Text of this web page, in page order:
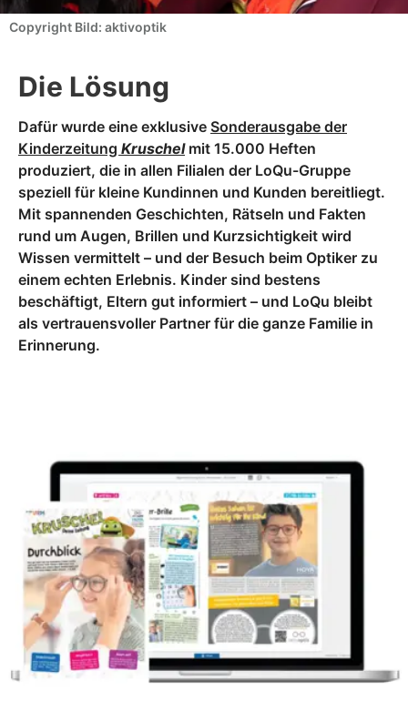
Copyright Bild: aktivoptik
Die Lösung
Dafür wurde eine exklusive Sonderausgabe der
Kinderzeitung Kruschelmit 15.000 Heften
produziert, die in allen Filialen der LoQu-Gruppe
speziell für kleine Kundinnen und Kunden bereitliegt.
Mit spannenden Geschichten, Rätseln und Fakten
rund um Augen, Brillen und Kurzsichtigkeit wird
Wissen vermittelt – und der Besuch beim Optiker zu
einem echten Erlebnis. Kinder sind bestens
beschäftigt, Eltern gut informiert – und LoQu bleibt
als vertrauensvoller Partner für die ganze Familie in
Erinnerung.